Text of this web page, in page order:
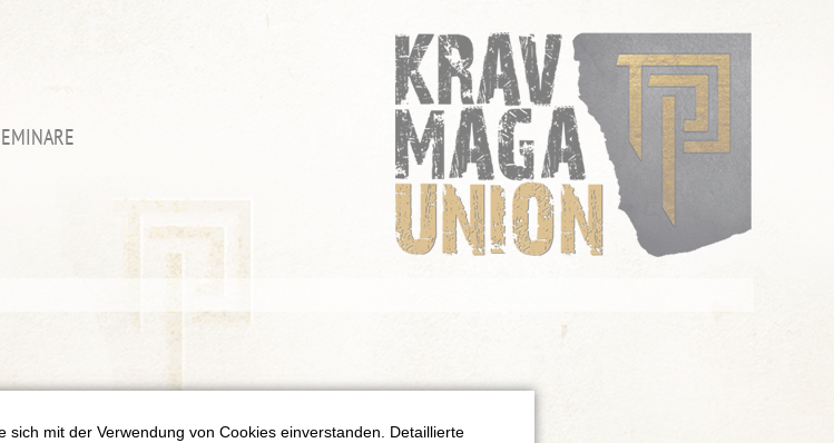
sich mit der Verwendung von Cookies einverstanden. Detaillierte